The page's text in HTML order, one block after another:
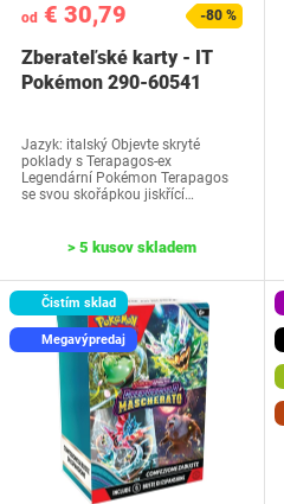
od € 30,79 -80 %
Zberateľské karty - IT
Pokémon 290-60541
Jazyk: italský Objevte skryté
poklady s Terapagos-ex
Legendární Pokémon Terapagos
se svou skořápkou jiskřící…
> 5 kusov skladem
Čistím sklad
Megavýpredaj